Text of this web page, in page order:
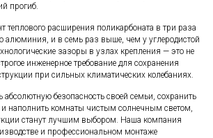
прогиб.
теплового расширения поликарбоната в три раза
алюминия, и в семь раз выше, чем у углеродистой
зазоры в узлах крепления — это не
инженерное требование для сохранения
при сильных климатических колебаниях.
абсолютную безопасность своей семьи, сохранить
наполнить комнаты чистым солнечным светом,
станут лучшим выбором. Наша компания
и профессиональном монтаже